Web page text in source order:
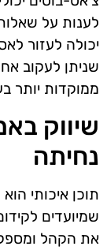
יכולה לעזור
שניתן לעקוב
ממוקדות יותר
שיווק
נחיתה
תוכן איכותי
את הקהל ומספק